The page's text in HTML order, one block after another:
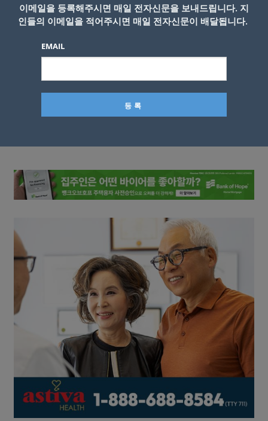
이메일을 등록해주시면 매일 전자신문을 보내드립니다. 지
인들의 이메일을 적어주시면 매일 전자신문이 배달됩니다.
EMAIL